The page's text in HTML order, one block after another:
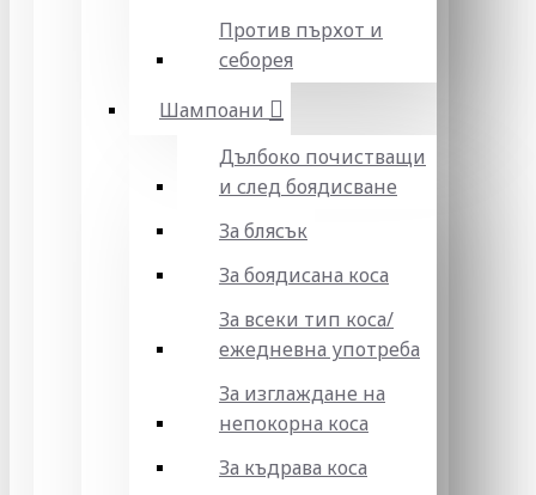
Против пърхот и
себорея
Шампоани
Дълбоко почистващи
и след боядисване
За блясък
За боядисана коса
За всеки тип коса/
ежедневна употреба
За изглаждане на
непокорна коса
За къдрава коса